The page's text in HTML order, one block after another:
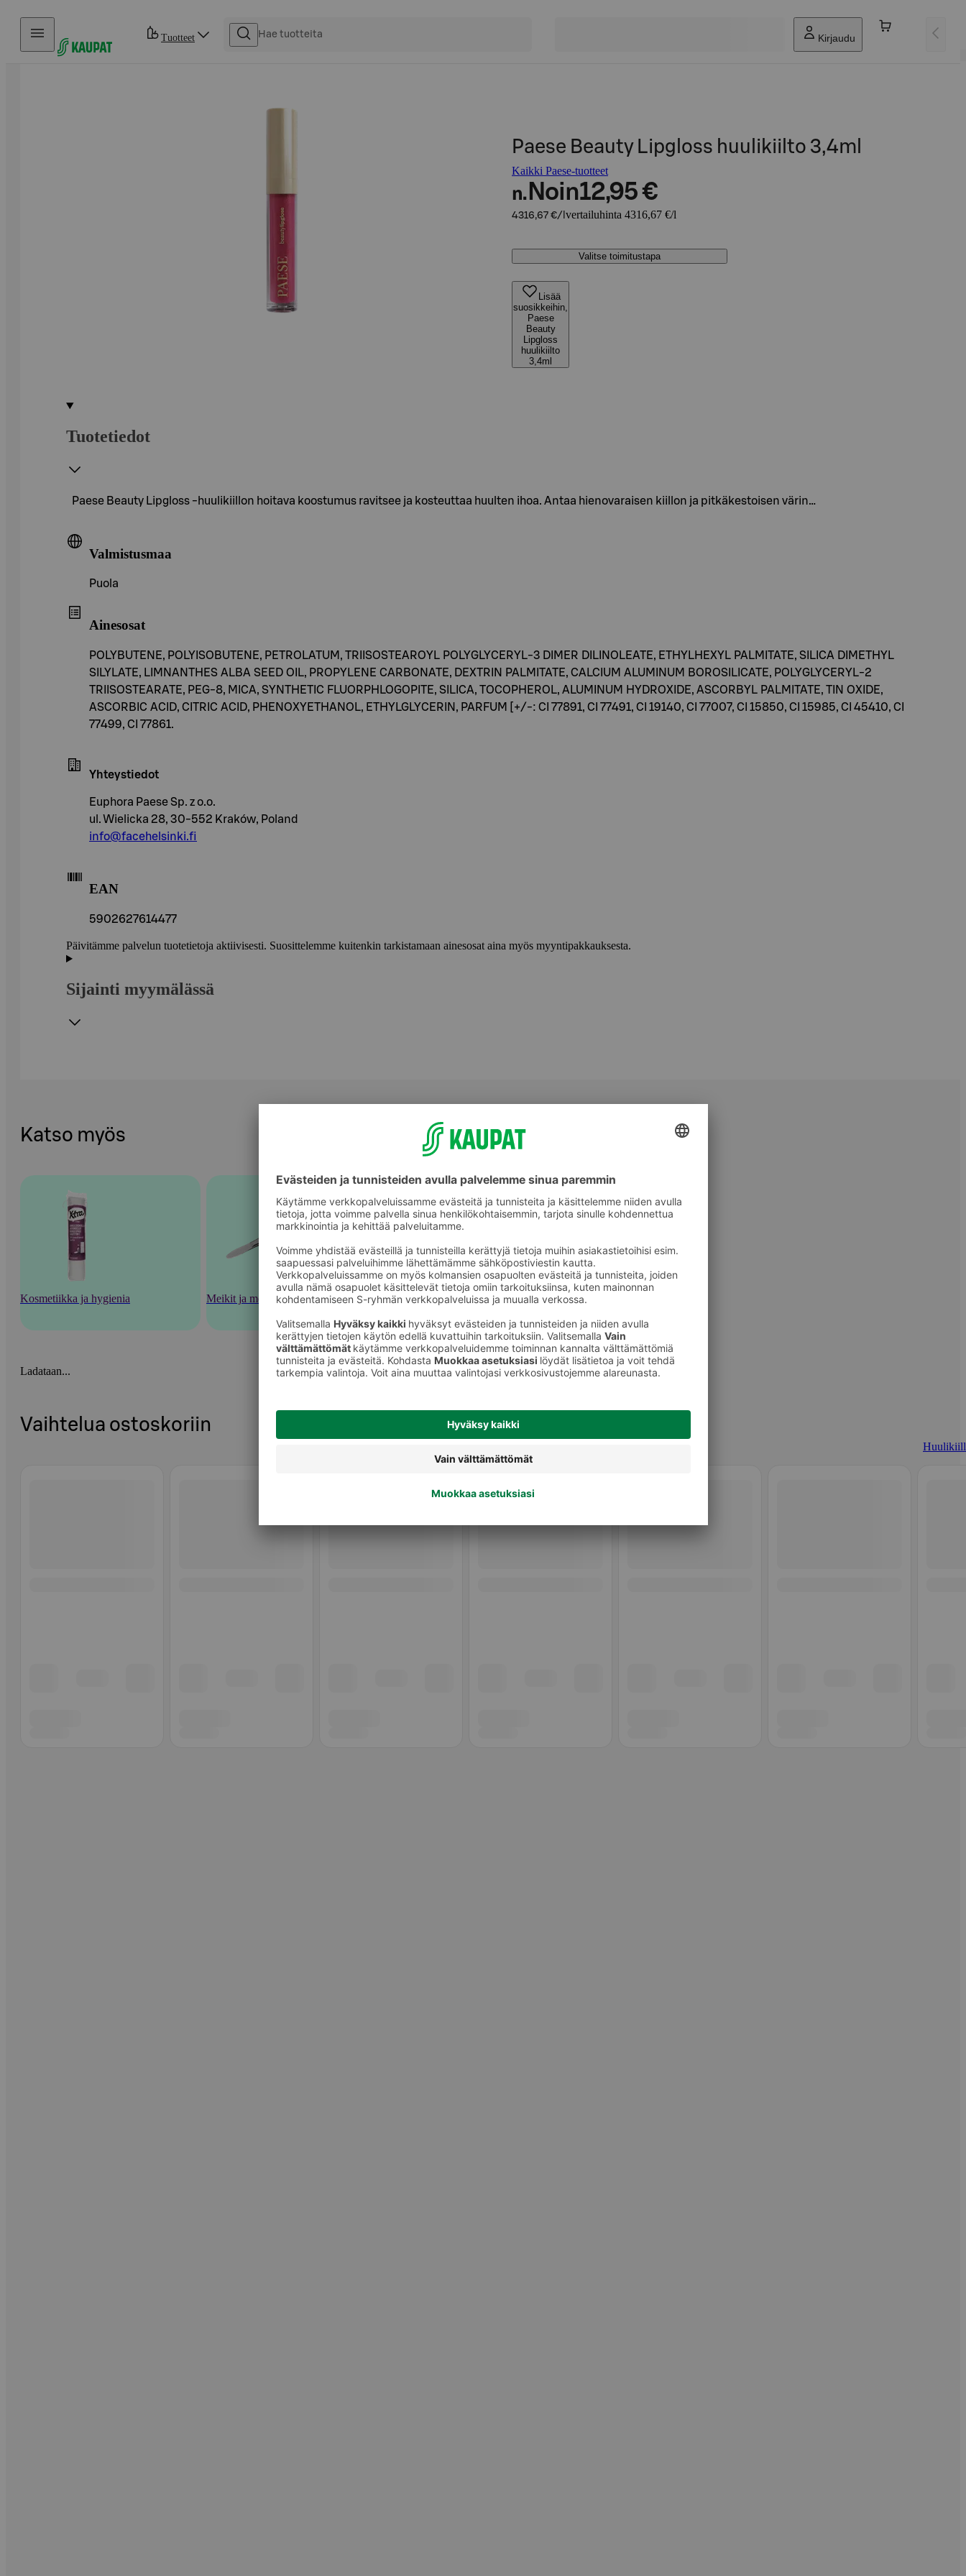
Hyppää sisältöön
Tuotteet Kirjaudu
Paese Beauty Lipgloss huulikiilto 3,4ml
Kaikki Paese-tuotteet
n. Noin12,95 €
4316,67 €/l vertailuhinta 4316,67 €/l
Valitse toimitustapa
Lisää
suosikkeihin,
Paese
Beauty
Lipgloss
huulikiilto
3,4ml
Tuotetiedot
Paese Beauty Lipgloss -huulikiillon hoitava koostumus ravitsee ja kosteuttaa huulten ihoa. Antaa hienovaraisen kiillon ja pitkäkestoisen värin…
Valmistusmaa
Puola
Ainesosat
POLYBUTENE, POLYISOBUTENE, PETROLATUM, TRIISOSTEAROYL POLYGLYCERYL-3 DIMER DILINOLEATE, ETHYLHEXYL PALMITATE, SILICA DIMETHYL
SILYLATE, LIMNANTHES ALBA SEED OIL, PROPYLENE CARBONATE, DEXTRIN PALMITATE, CALCIUM ALUMINUM BOROSILICATE, POLYGLYCERYL-2
TRIISOSTEARATE, PEG-8, MICA, SYNTHETIC FLUORPHLOGOPITE, SILICA, TOCOPHEROL, ALUMINUM HYDROXIDE, ASCORBYL PALMITATE, TIN OXIDE,
ASCORBIC ACID, CITRIC ACID, PHENOXYETHANOL, ETHYLGLYCERIN, PARFUM [+/-: CI 77891, CI 77491, CI 19140, CI 77007, CI 15850, CI 15985, CI 45410, CI
77499, CI 77861.
Yhteystiedot
Euphora Paese Sp. z o.o.
ul. Wielicka 28, 30-552 Kraków, Poland
info@facehelsinki.fi
EAN
5902627614477
Päivitämme palvelun tuotetietoja aktiivisesti. Suosittelemme kuitenkin tarkistamaan ainesosat aina myös myyntipakkauksesta.
Sijainti myymälässä
Katso myös
Kosmetiikka ja hygienia Meikit ja meikkaustarvikkeet Huulikiillot
Ladataan...
Vaihtelua ostoskoriin